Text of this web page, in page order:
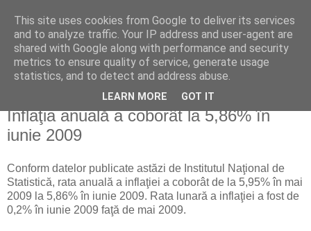
Reflecţii economice
blog de reflecţii, informaţii şi opinii economice
vineri, 10 iulie 2009
Inflaţia anuală a coborât la 5,86% în
iunie 2009
Conform datelor publicate astăzi de Institutul Naţional de
Statistică, rata anuală a inflaţiei a coborât de la 5,95% în mai
2009 la 5,86% în iunie 2009. Rata lunară a inflaţiei a fost de
0,2% în iunie 2009 faţă de mai 2009.
This site uses cookies from Google to deliver its services
and to analyze traffic. Your IP address and user-agent are
shared with Google along with performance and security
metrics to ensure quality of service, generate usage
statistics, and to detect and address abuse.
LEARN MORE GOT IT